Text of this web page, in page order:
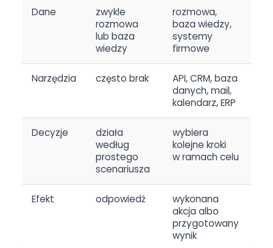
Dane
zwykle
rozmowa
lub baza
wiedzy
rozmowa,
baza wiedzy,
systemy
firmowe
Narzędzia często brak
API, CRM, baza
danych, mail,
kalendarz, ERP
Decyzje
działa
według
prostego
scenariusza
wybiera
kolejne kroki
w ramach celu
Efekt odpowiedź
wykonana
akcja albo
przygotowany
wynik